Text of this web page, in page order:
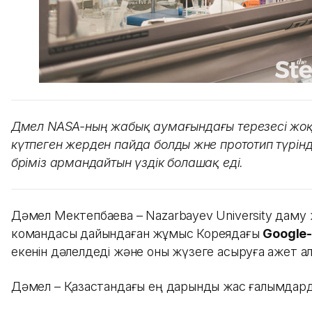
Дәмел NASA-ның жабық аумағындағы терезесі
күтпеген жерден пайда болды және прототип
бәріміз армандайтын үздік болашақ еді.
Дәмел Мектепбаева – Nazarbayev University даму
командасы дайындаған жұмыс Кореядағы
екенін дәлелдеді және оны жүзеге асыруға қажет
Дәмел – Қазақстандағы ең дарынды жас